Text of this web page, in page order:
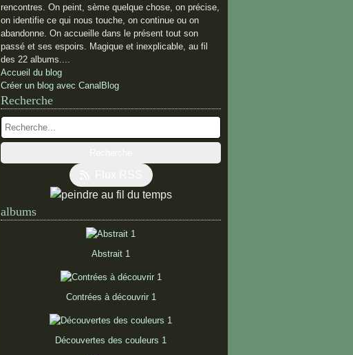
rencontres. On peint, sème quelque chose, on précise,
on identifie ce qui nous touche, on continue ou on
abandonne. On accueille dans le présent tout son
passé et ses espoirs. Magique et inexplicable, au fil
des 22 albums....
Accueil du blog
Créer un blog avec CanalBlog
Recherche
albums
Abstrait 1
Contrées à découvrir 1
Découvertes des couleurs 1